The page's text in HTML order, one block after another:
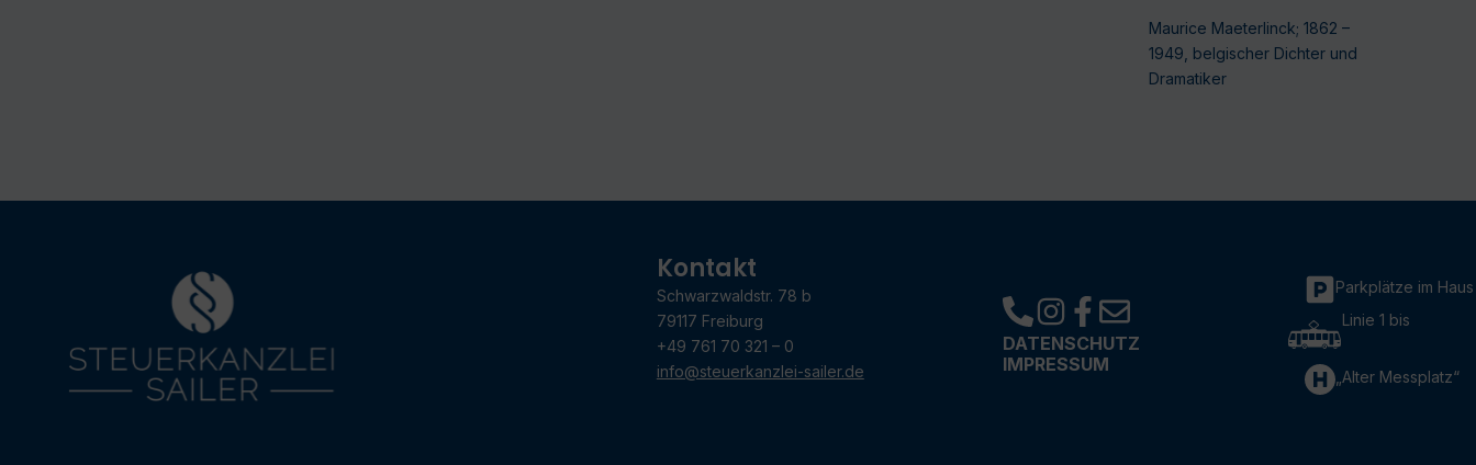
Maurice Maeterlinck; 1862 –
1949, belgischer Dichter und
Dramatiker
Kontakt
Schwarzwaldstr. 78 b
79117 Freiburg
+49 761 70 321 – 0
info@steuerkanzlei-sailer.de
DATENSCHUTZ
IMPRESSUM
Parkplätze im Haus
Linie 1 bis
„Alter Messplatz“